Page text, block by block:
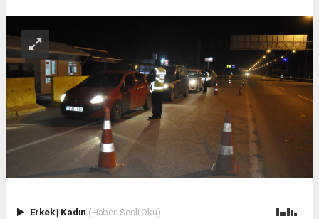
Erkek| Kadın (Haberi Sesli Oku)